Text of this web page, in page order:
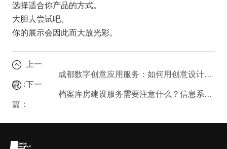
选择适合你产品的方式。
大胆去尝试吧。
你的展示会因此而大放光彩。
上一
篇：
成都数字创意应用服务：如何用创意设计提升用户体验？
下一
篇：
档案库房建设服务需要注意什么？信息系统集成与档案管理指南